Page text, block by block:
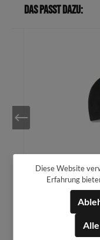
Das passt dazu:
Ford
Diese Website
Erfahrung